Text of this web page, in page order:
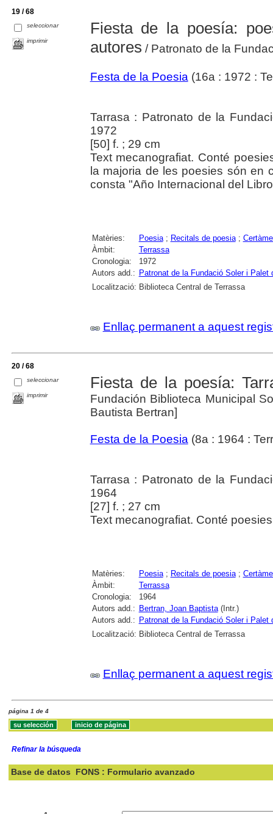
19 / 68
seleccionar
imprimir
Fiesta de la poesía:
autores / Patronato de la
Festa de la Poesia (16a : 1972 :
Tarrasa : Patronato de la
1972
[50] f. ; 29 cm
Text mecanografiat. Conté
la majoria de les poesies són en
consta "Año Internacional del
Matèries: Poesia; Recitals de poesia;
Àmbit:
Terrassa
Cronologia:
1972
Autors add.: Patronat de la Fundació Soler i Palet
Localització: Biblioteca Central de Terrassa
Enllaç permanent a aquest
20 / 68
seleccionar
imprimir
Fiesta de la poesía:
Fundación Biblioteca Municipal
Bautista Bertran]
Festa de la Poesia(8a : 1964 :
Tarrasa : Patronato de la
1964
[27] f. ; 27 cm
Text mecanografiat. Conté
Matèries: Poesia; Recitals de poesia;
Àmbit:
Terrassa
Cronologia:
1964
Autors add.: Bertran, Joan Baptista(Intr.)
Autors add.: Patronat de la Fundació Soler i Palet
Localització: Biblioteca Central de Terrassa
Enllaç permanent a aquest
página 1 de 4
Refinar la búsqueda
Base de datos FONS : Formulario avanzado